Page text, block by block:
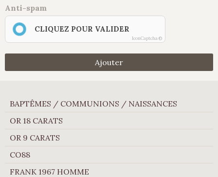
Anti-spam
CLIQUEZ POUR VALIDER
IconCaptcha ©
Ajouter
BAPTÊMES / COMMUNIONS / NAISSANCES
OR 18 CARATS
OR 9 CARATS
CO88
FRANK 1967 HOMME